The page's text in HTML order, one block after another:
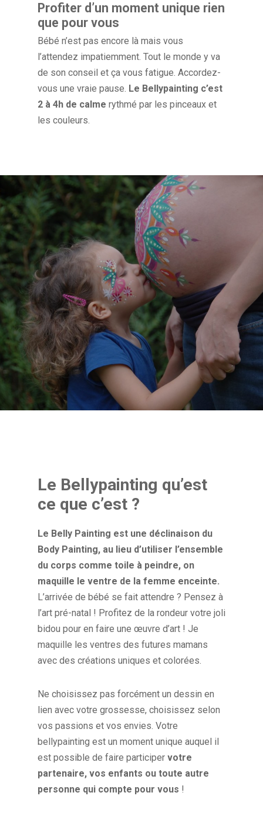
Profiter d’un moment unique rien
que pour vous
Bébé n’est pas encore là mais vous
l’attendez impatiemment. Tout le monde y va
de son conseil et ça vous fatigue. Accordez-
vous une vraie pause. Le Bellypainting c’est
2 à 4h de calme rythmé par les pinceaux et
les couleurs.
Le Bellypainting qu’est
ce que c’est ?
Le Belly Painting est une déclinaison du
Body Painting, au lieu d’utiliser l’ensemble
du corps comme toile à peindre, on
maquille le ventre de la femme enceinte.
L’arrivée de bébé se fait attendre ? Pensez à
l’art pré-natal ! Profitez de la rondeur votre joli
bidou pour en faire une œuvre d’art ! Je
maquille les ventres des futures mamans
avec des créations uniques et colorées.
Ne choisissez pas forcément un dessin en
lien avec votre grossesse, choisissez selon
vos passions et vos envies. Votre
bellypainting est un moment unique auquel il
est possible de faire participer votre
partenaire, vos enfants ou toute autre
personne qui compte pour vous !